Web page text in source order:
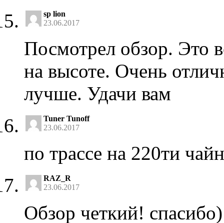
sp lion
23.06.2017
Посмотрел обзор. Это
на высоте. Очень
лучше. Удачи вам
Tuner Tunoff
23.06.2017
по трассе на 220ти
RAZ_R
23.06.2017
Обзор четкий!